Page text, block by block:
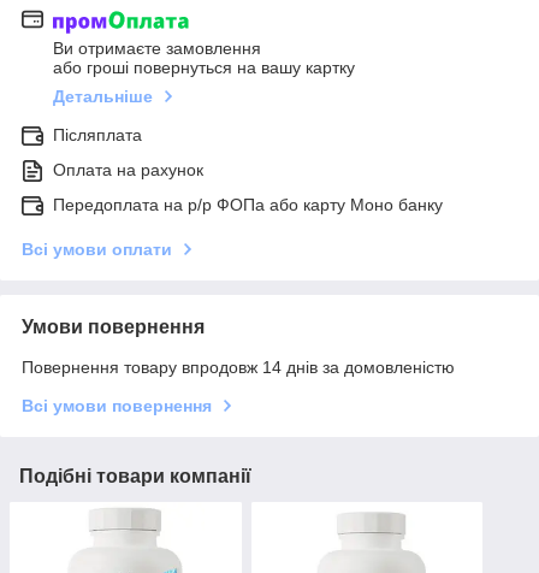
Ви отримаєте замовлення
або гроші повернуться на вашу картку
Детальніше
Післяплата
Оплата на рахунок
Передоплата на р/р ФОПа або карту Моно банку
Всі умови оплати
Умови повернення
Повернення товару впродовж 14 днів за домовленістю
Всі умови повернення
Подібні товари компанії